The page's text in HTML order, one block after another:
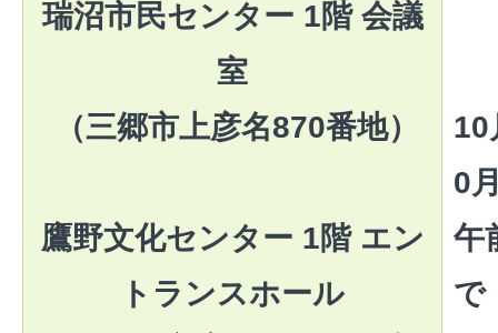
瑞沼市民センター 1階 会議
室
（三郷市上彦名870番地）
鷹野文化センター 1階 エン
トランスホール
10
0
午
で